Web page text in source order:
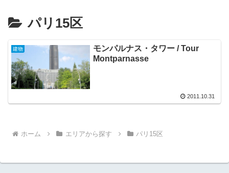
パリ15区
建物
モンパルナス・タワー / Tour
Montparnasse
2011.10.31
ホーム エリアから探す パリ15区